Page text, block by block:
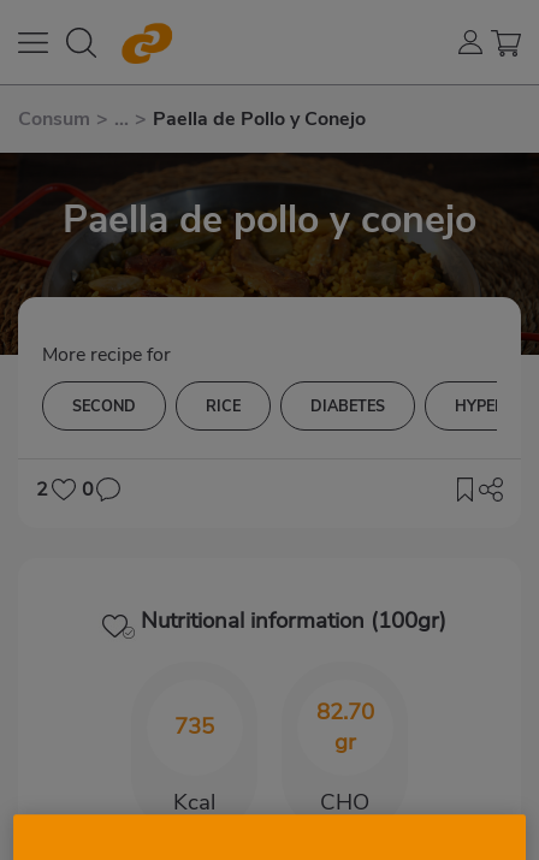
Consum > ... > Paella de Pollo y Conejo
Paella de pollo y conejo
More recipe for
SECOND RICE DIABETES
2 0
Nutritional information (100gr)
735
Kcal
82.70
gr
CHO